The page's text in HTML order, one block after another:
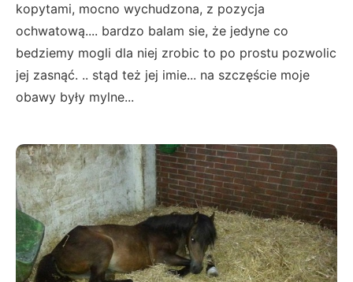
kopytami, mocno wychudzona, z pozycja
ochwatową.... bardzo balam sie, że jedyne co
bedziemy mogli dla niej zrobic to po prostu pozwolic
jej zasnąć. .. stąd też jej imie... na szczęście moje
obawy były mylne...